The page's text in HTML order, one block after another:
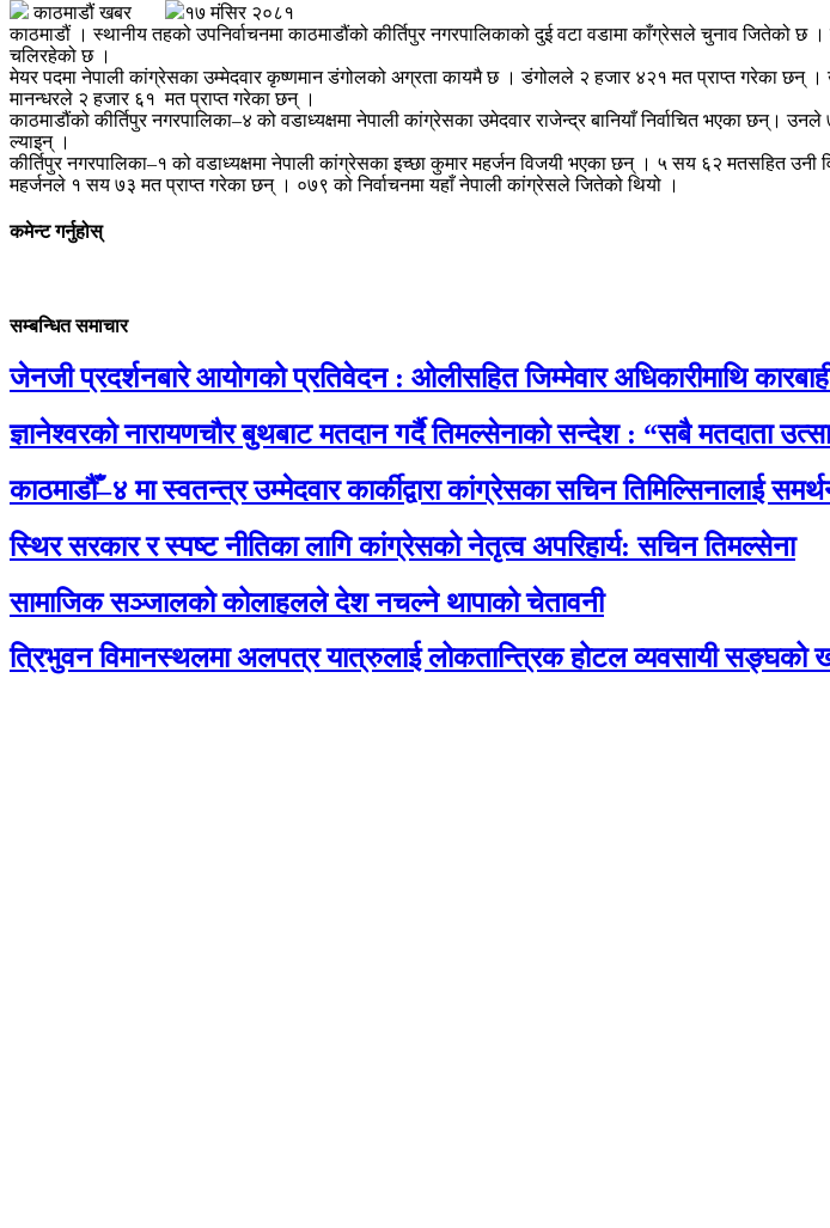
काठमाडौं खबर
१७ मंसिर २०८१
काठमाडौं । स्थानीय तहको उपनिर्वाचनमा काठमाडौंको कीर्तिपुर नगरपालिकाको दुई वटा वडामा काँग्रेसले चुनाव
चलिरहेको छ ।
मेयर पदमा नेपाली कांग्रेसका उम्मेदवार कृष्णमान डंगोलको अग्रता कायमै छ । डंगोलले २ हजार ४२१ मत प्राप्त गरेका छन् ।
मानन्धरले २ हजार ६१ मत प्राप्त गरेका छन् ।
काठमाडौंको कीर्तिपुर नगरपालिका–४ को वडाध्यक्षमा नेपाली कांग्रेसका उमेदवार राजेन्द्र बानियाँ निर्वाचित भएका
ल्याइन् ।
कीर्तिपुर नगरपालिका–१ को वडाध्यक्षमा नेपाली कांग्रेसका इच्छा कुमार महर्जन विजयी भएका छन् । ५ सय ६२ मतसहित
महर्जनले १ सय ७३ मत प्राप्त गरेका छन् । ०७९ को निर्वाचनमा यहाँ नेपाली कांग्रेसले जितेको थियो ।
कमेन्ट गर्नुहोस्
सम्बन्धित समाचार
जेनजी प्रदर्शनबारे आयोगको प्रतिवेदन : ओलीसहित जिम्मेवार अधिकारीमाथि
ज्ञानेश्वरको नारायणचौर बुथबाट मतदान गर्दै तिमल्सेनाको सन्देश : “सबै मतदाता
काठमाडौँ–४ मा स्वतन्त्र उम्मेदवार कार्कीद्वारा कांग्रेसका सचिन तिमिल्सिनालाई
स्थिर सरकार र स्पष्ट नीतिका लागि कांग्रेसको नेतृत्व अपरिहार्य: सचिन तिमल्सेना
सामाजिक सञ्जालको कोलाहलले देश नचल्ने थापाको चेतावनी
त्रिभुवन विमानस्थलमा अलपत्र यात्रुलाई लोकतान्त्रिक होटल व्यवसायी सङ्घको